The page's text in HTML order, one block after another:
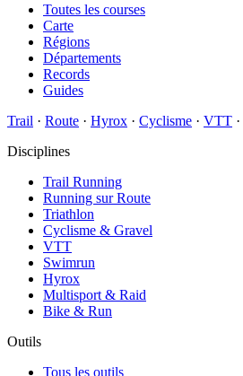
Toutes les courses
Carte
Régions
Départements
Records
Guides
Trail · Route · Hyrox · Cyclisme · VTT ·
Disciplines
Trail Running
Running sur Route
Triathlon
Cyclisme & Gravel
VTT
Swimrun
Hyrox
Multisport & Raid
Bike & Run
Outils
Tous les outils